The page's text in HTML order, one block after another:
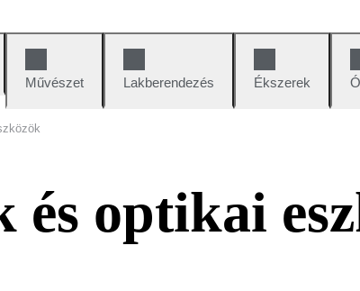
Művészet
Lakberendezés Ékszerek
és optikai